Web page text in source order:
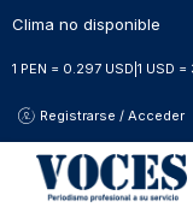
Clima no disponible
1 PEN = 0.297 USD 1 USD =
Registrarse / Acceder